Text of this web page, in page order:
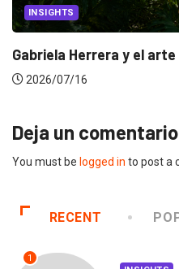
INSIGHTS
Gabriela Herrera y el
2026/07/16
Deja un comentario
You must be logged in to post a
RECENT
1